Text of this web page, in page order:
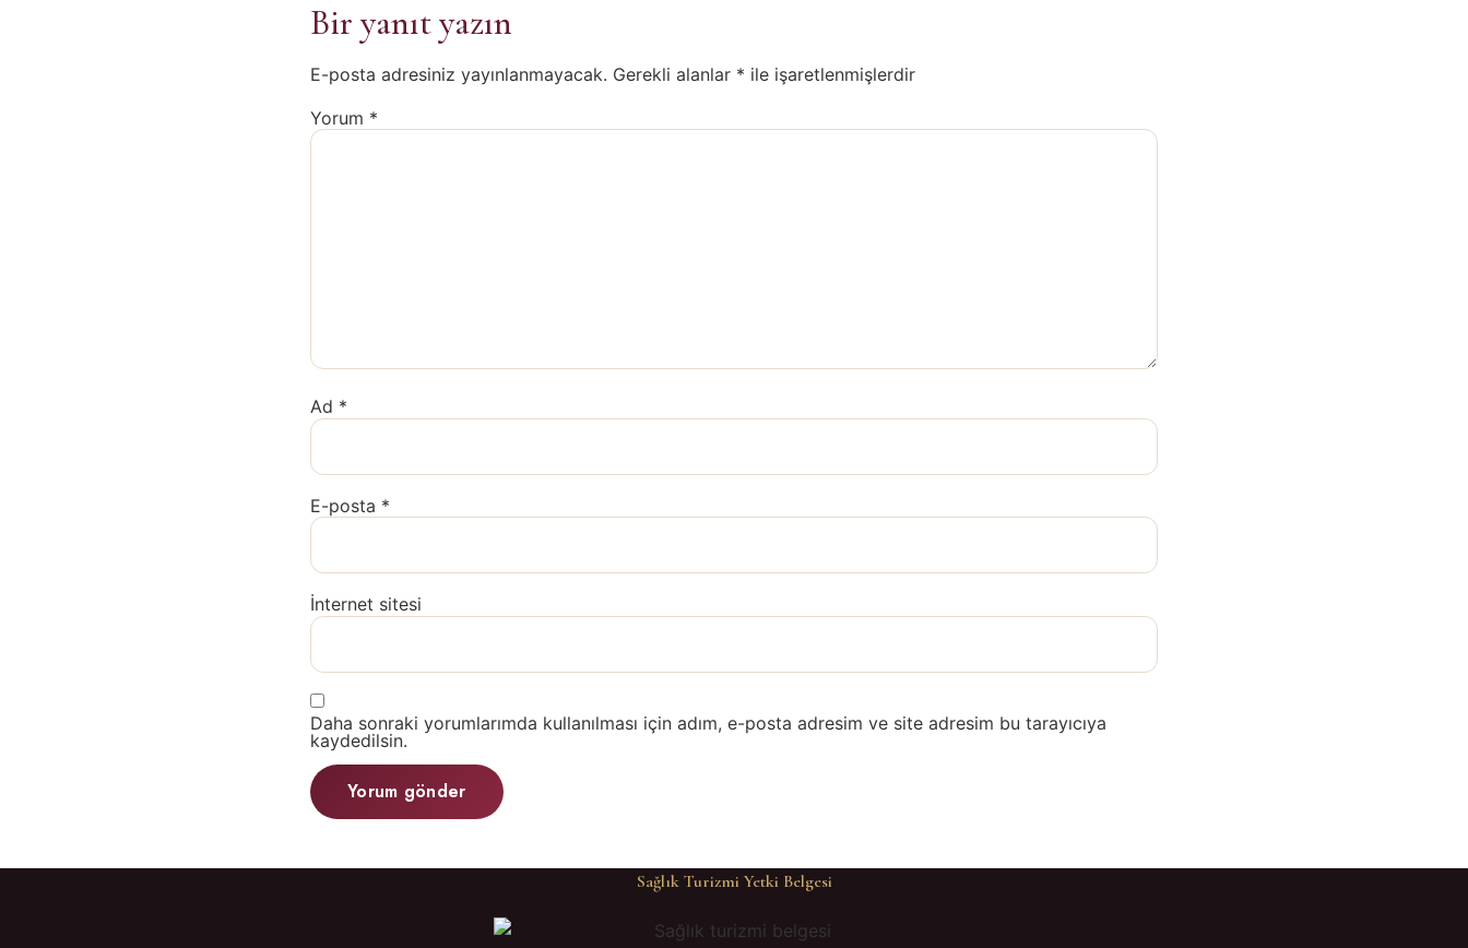
Bir yanıt yazın
E-posta adresiniz yayınlanmayacak. Gerekli alanlar * ile işaretlenmişlerdir
Yorum *
Ad *
E-posta *
İnternet sitesi
Daha sonraki yorumlarımda kullanılması için adım, e-posta adresim ve site adresim bu tarayıcıya
kaydedilsin.
Sağlık Turizmi Yetki Belgesi